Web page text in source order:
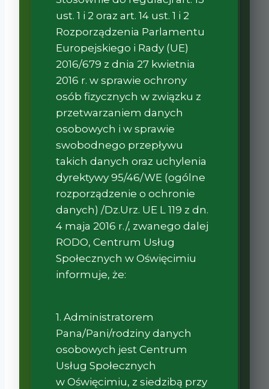
ust. 1 i 2 oraz art. 14 ust. 1 i 2
Rozporządzenia Parlamentu
Europejskiego i Rady (UE)
2016/679 z dnia 27 kwietnia
2016 r. w sprawie ochrony
osób fizycznych w związku z
przetwarzaniem danych
osobowych i w sprawie
swobodnego przepływu
takich danych oraz uchylenia
dyrektywy 95/46/WE (ogólne
rozporządzenie o ochronie
danych) /Dz.Urz. UE L 119 z dn.
4 maja 2016 r./, zwanego dalej
RODO, Centrum Usług
Społecznych w Oświęcimiu
informuje, że:
1. Administratorem
Pana/Pani/rodziny danych
osobowych jest Centrum
Usług Społecznych
w Oświęcimiu, z siedzibą przy